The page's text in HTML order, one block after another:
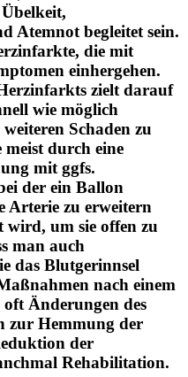
Atemnot begleitet sein.
die mit
einhergehen.
zielt darauf
wie möglich
Schaden zu
meist durch eine
mit ggfs.
der ein Ballon
Arterie zu erweitern
wird, um sie offen zu
man auch
das Blutgerinnsel
nach einem
Änderungen des
zur Hemmung der
der
Rehabilitation.